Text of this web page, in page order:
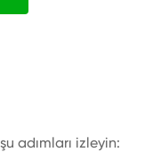
adımları izleyin: